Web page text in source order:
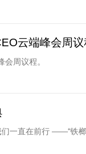
云端峰会周议
周议程。
一直在前行 ——“铁榔